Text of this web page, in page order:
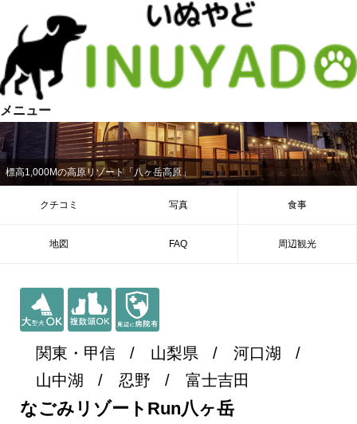
メニュー
標高1,000Mの高原リゾート「八ヶ岳高原」
クチコミ 写真 食事
地図 FAQ 周辺観光
関東・甲信 山梨県
河口湖
山中湖
忍野 富士吉田
なごみリゾートRun八ヶ岳